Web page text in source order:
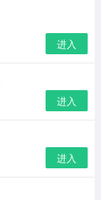
进入
进入
进入